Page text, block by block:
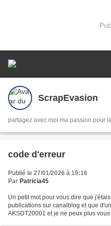
ScrapEvasion
partagez avec moi ma passion pour
code d'erreur
Publié le 27/01/2026 à 19:16
Par Patricia45
Un petit mot pour vous dire que
publications sur canalblog et que
AKSDT20001 et je ne peux plus